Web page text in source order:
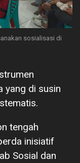
sosialisasi di
yang di susin
tengah
inisiatif
Sosial dan